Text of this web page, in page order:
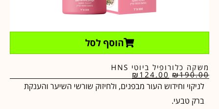
הוסף לסל
משקה כלורופיל ביוטי HNS
₪190.00
₪ 124.00
לניקוי וחידוש העור מבפנים, ולחיזוק שורשי השיער והענקת
ברק טבעי.